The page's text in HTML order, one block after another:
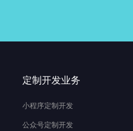
定制开发业务
小程序定制开发
公众号定制开发